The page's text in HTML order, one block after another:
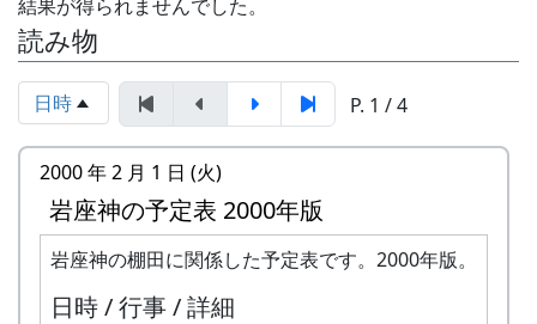
結果が得られませんでした。
読み物
日時 P. 1 / 4
2000 年 2 月 1 日 (火)
岩座神の予定表 2000年版
岩座神の棚田に関係した予定表です。2000年版。
日時 / 行事 / 詳細